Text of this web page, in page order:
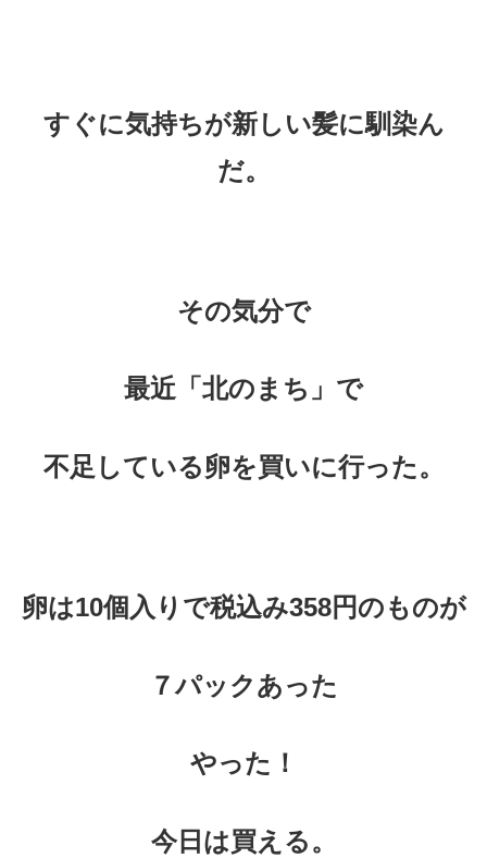
すぐに気持ちが新しい髪に馴染ん
だ。
その気分で
最近「北のまち」で
不足している卵を買いに行った。
卵は10個入りで税込み358円のものが
７パックあった
やった！
今日は買える。